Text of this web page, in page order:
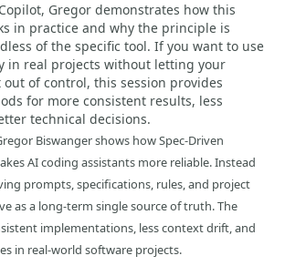
Gregor demonstrates how this
in practice and why the principle is
of the specific tool. If you want to use
in real projects without letting your
of control, this session provides
for more consistent results, less
technical decisions.
Biswanger shows how Spec-Driven
AI coding assistants more reliable. Instead
prompts, specifications, rules, and project
as a long-term single source of truth. The
implementations, less context drift, and
in real-world software projects.